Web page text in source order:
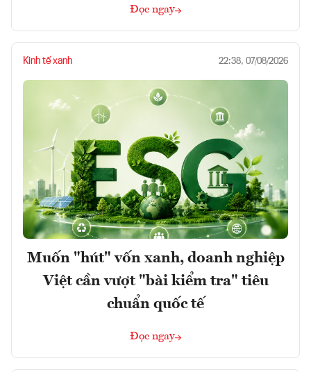
Đọc ngay
Kinh tế xanh 22:38, 07/08/2026
Muốn "hút" vốn xanh, doanh nghiệp
Việt cần vượt "bài kiểm tra" tiêu
chuẩn quốc tế
Đọc ngay